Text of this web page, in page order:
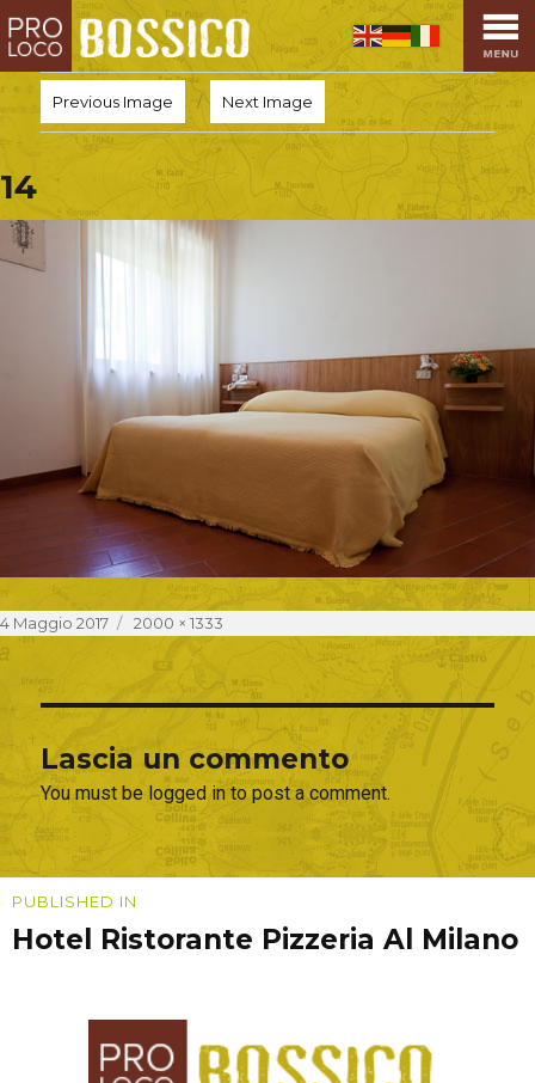
HOME
PRO LOCO
L’ALTOPIANO
PROMOZIONI
ASSOCIAZIONI
SAPORI TIPICI
ARTE E CULTURA
COMMERCIO
Previous Image Next Image
14
Posted
on
4 Maggio 2017
Full
2000 × 1333
Lascia un commento
You must be logged in to post a comment.
Navigazione
articoli
PUBLISHED IN
Hotel Ristorante Pizzeria Al Milano